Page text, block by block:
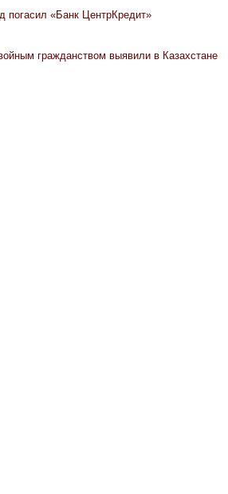
погасил «Банк ЦентрКредит»
гражданством выявили в Казахстане